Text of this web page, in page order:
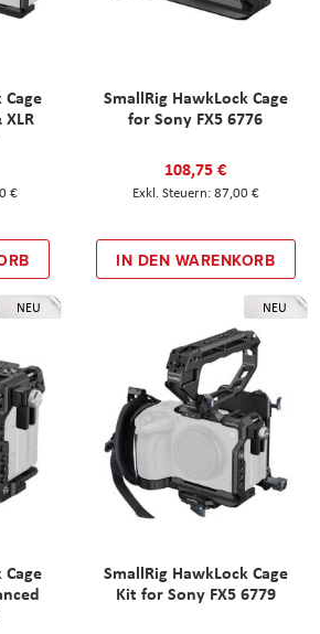
€
SmallRig HawkLock Cage
for Sony FX5 6776
108,75 €
87,00 €
IN DEN WARENKORB
NEU NEU
SmallRig HawkLock Cage
Kit for Sony FX5 6779